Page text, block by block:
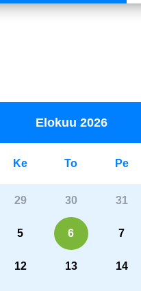
Elokuu 2026
Ke To Pe
29 30 31
5 6 7
12 13 14